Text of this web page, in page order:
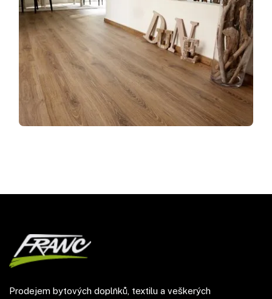
Prodejem bytových doplňků, textilu a veškerých